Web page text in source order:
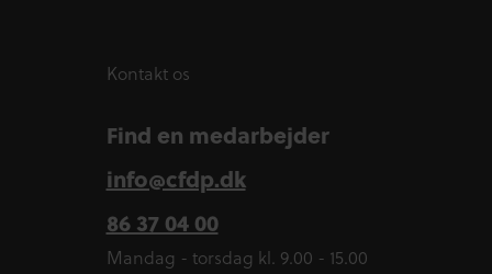
Kontakt os
Find en medarbejder
info@cfdp.dk
86 37 04 00
Mandag - torsdag kl. 9.00 - 15.00